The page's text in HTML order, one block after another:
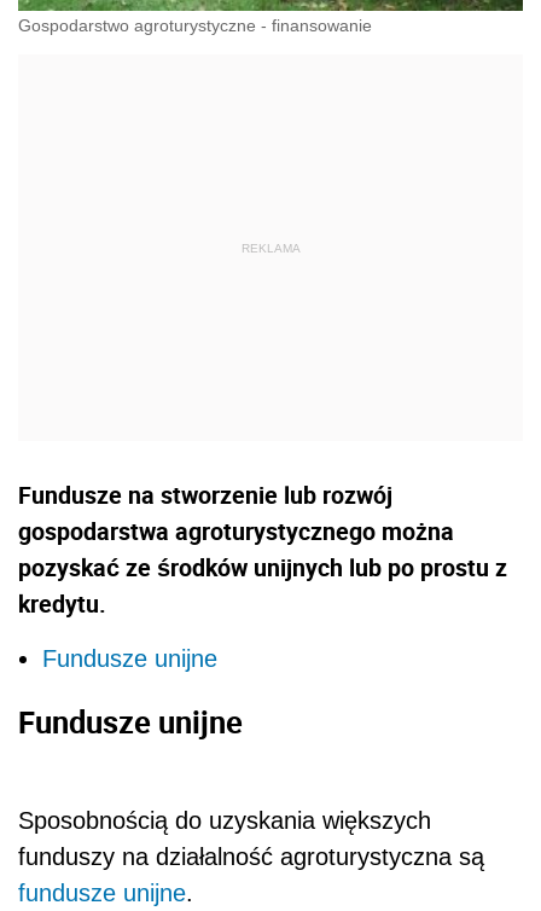
Gospodarstwo agroturystyczne - finansowanie
Fundusze na stworzenie lub rozwój
gospodarstwa agroturystycznego można
pozyskać ze środków unijnych lub po prostu z
kredytu.
Fundusze unijne
Fundusze unijne
Sposobnością do uzyskania większych
funduszy na działalność agroturystyczna są
fundusze unijne.